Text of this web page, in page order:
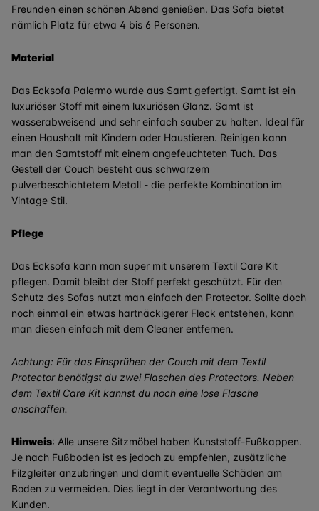
Freunden einen schönen Abend genießen. Das Sofa bietet
nämlich Platz für etwa 4 bis 6 Personen.
Material
Das Ecksofa Palermo wurde aus Samt gefertigt. Samt ist ein
luxuriöser Stoff mit einem luxuriösen Glanz. Samt ist
wasserabweisend und sehr einfach sauber zu halten. Ideal für
einen Haushalt mit Kindern oder Haustieren. Reinigen kann
man den Samtstoff mit einem angefeuchteten Tuch. Das
Gestell der Couch besteht aus schwarzem
pulverbeschichtetem Metall - die perfekte Kombination im
Vintage Stil.
Pflege
Das Ecksofa kann man super mit unserem Textil Care Kit
pflegen. Damit bleibt der Stoff perfekt geschützt. Für den
Schutz des Sofas nutzt man einfach den Protector. Sollte doch
noch einmal ein etwas hartnäckigerer Fleck entstehen, kann
man diesen einfach mit dem Cleaner entfernen.
Achtung: Für das Einsprühen der Couch mit dem Textil
Protector benötigst du zwei Flaschen des Protectors. Neben
dem Textil Care Kit kannst du noch eine lose Flasche
anschaffen.
Hinweis: Alle unsere Sitzmöbel haben Kunststoff-Fußkappen.
Je nach Fußboden ist es jedoch zu empfehlen, zusätzliche
Filzgleiter anzubringen und damit eventuelle Schäden am
Boden zu vermeiden. Dies liegt in der Verantwortung des
Kunden.